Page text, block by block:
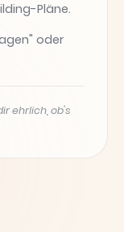
Pläne.
oder
ehrlich, ob's